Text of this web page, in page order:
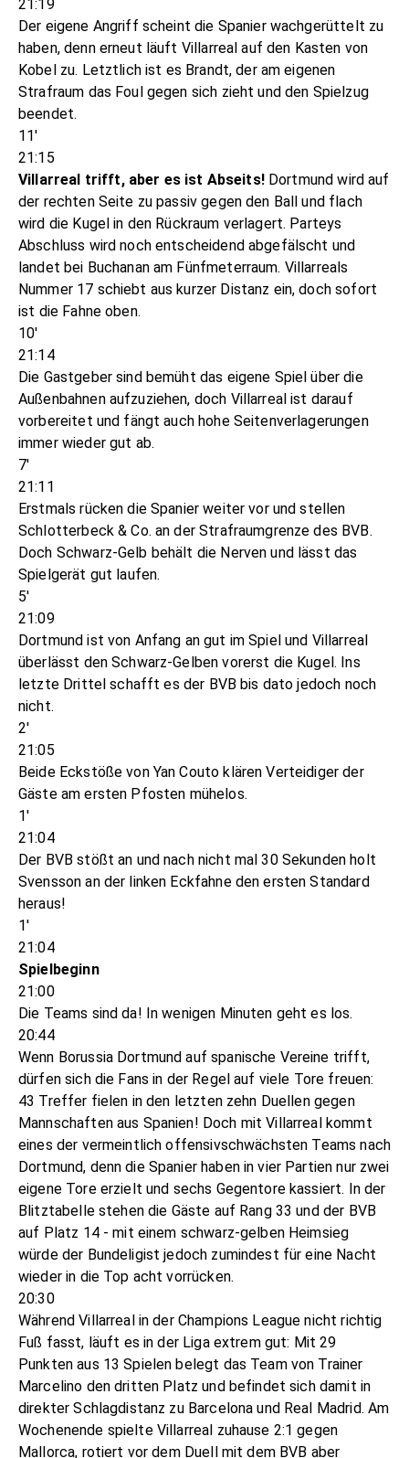
21:19
Der eigene Angriff scheint die Spanier wachgerüttelt zu
haben, denn erneut läuft Villarreal auf den Kasten von
Kobel zu. Letztlich ist es Brandt, der am eigenen
Strafraum das Foul gegen sich zieht und den Spielzug
beendet.
11'
21:15
Villarreal trifft, aber es ist Abseits!Dortmund wird auf
der rechten Seite zu passiv gegen den Ball und flach
wird die Kugel in den Rückraum verlagert. Parteys
Abschluss wird noch entscheidend abgefälscht und
landet bei Buchanan am Fünfmeterraum. Villarreals
Nummer 17 schiebt aus kurzer Distanz ein, doch sofort
ist die Fahne oben.
10'
21:14
Die Gastgeber sind bemüht das eigene Spiel über die
Außenbahnen aufzuziehen, doch Villarreal ist darauf
vorbereitet und fängt auch hohe Seitenverlagerungen
immer wieder gut ab.
7'
21:11
Erstmals rücken die Spanier weiter vor und stellen
Schlotterbeck & Co. an der Strafraumgrenze des BVB.
Doch Schwarz-Gelb behält die Nerven und lässt das
Spielgerät gut laufen.
5'
21:09
Dortmund ist von Anfang an gut im Spiel und Villarreal
überlässt den Schwarz-Gelben vorerst die Kugel. Ins
letzte Drittel schafft es der BVB bis dato jedoch noch
nicht.
2'
21:05
Beide Eckstöße von Yan Couto klären Verteidiger der
Gäste am ersten Pfosten mühelos.
1'
21:04
Der BVB stößt an und nach nicht mal 30 Sekunden holt
Svensson an der linken Eckfahne den ersten Standard
heraus!
1'
21:04
Spielbeginn
21:00
Die Teams sind da! In wenigen Minuten geht es los.
20:44
Wenn Borussia Dortmund auf spanische Vereine trifft,
dürfen sich die Fans in der Regel auf viele Tore freuen:
43 Treffer fielen in den letzten zehn Duellen gegen
Mannschaften aus Spanien! Doch mit Villarreal kommt
eines der vermeintlich offensivschwächsten Teams nach
Dortmund, denn die Spanier haben in vier Partien nur zwei
eigene Tore erzielt und sechs Gegentore kassiert. In der
Blitztabelle stehen die Gäste auf Rang 33 und der BVB
auf Platz 14 - mit einem schwarz-gelben Heimsieg
würde der Bundeligist jedoch zumindest für eine Nacht
wieder in die Top acht vorrücken.
20:30
Während Villarreal in der Champions League nicht richtig
Fuß fasst, läuft es in der Liga extrem gut: Mit 29
Punkten aus 13 Spielen belegt das Team von Trainer
Marcelino den dritten Platz und befindet sich damit in
direkter Schlagdistanz zu Barcelona und Real Madrid. Am
Wochenende spielte Villarreal zuhause 2:1 gegen
Mallorca, rotiert vor dem Duell mit dem BVB aber